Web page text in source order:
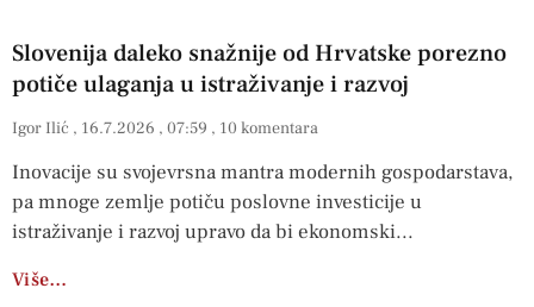
Slovenija daleko snažnije od Hrvatske porezno
potiče ulaganja u istraživanje i razvoj
Igor Ilić 16.7.2026 07:59 10 komentara
Inovacije su svojevrsna mantra modernih gospodarstava,
pa mnoge zemlje potiču poslovne investicije u
istraživanje i razvoj upravo da bi ekonomski
Više…